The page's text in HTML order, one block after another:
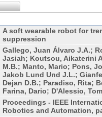
A soft wearable robot for
suppression
Gallego, Juan Álvaro J.A.;
Jasiah; Koutsou, Aikaterini
M.B.; Manto, Mario; Pons,
Jakob Lund Und J.L.;
Dejan D.B.; Paradiso, Rita;
Farina, Dario; D'Alessio,
Proceedings - IEEE
Robotics and Automation,